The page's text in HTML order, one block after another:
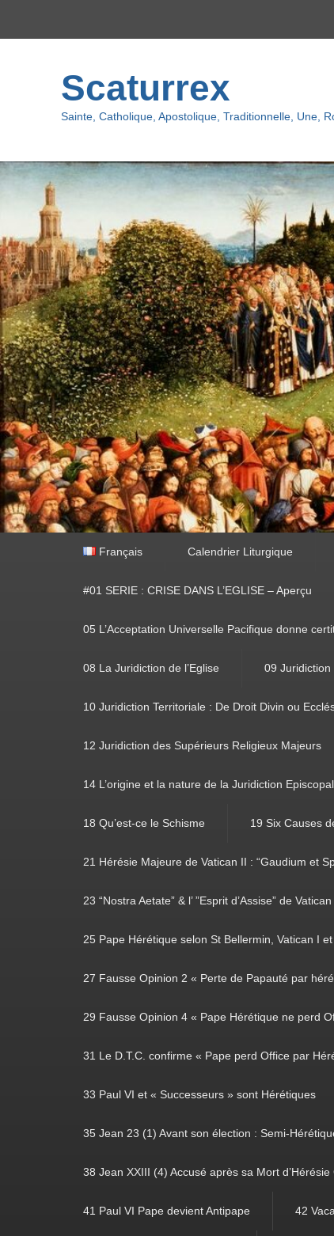
haut
Scaturrex
Sainte, Catholique, Apostolique, Traditionnelle, Une,
Français Calendrier Liturgique
#01 SERIE : CRISE DANS L’EGLISE – Aperçu
05 L’Acceptation Universelle Pacifique donne
08 La Juridiction de l’Eglise 09 Juridiction
10 Juridiction Territoriale : De Droit Divin ou
12 Juridiction des Supérieurs Religieux Majeurs
14 L’origine et la nature de la Juridiction
18 Qu’est-ce le Schisme 19 Six Causes
21 Hérésie Majeure de Vatican II : “Gaudium et
23 “Nostra Aetate” & l’ ”Esprit d’Assise” de
25 Pape Hérétique selon St Bellermin, Vatican I
27 Fausse Opinion 2 « Perte de Papauté par
29 Fausse Opinion 4 « Pape Hérétique ne perd
31 Le D.T.C. confirme « Pape perd Office par
33 Paul VI et « Successeurs » sont Hérétiques
35 Jean 23 (1) Avant son élection : Semi-
38 Jean XXIII (4) Accusé après sa Mort d’Hérésie
41 Paul VI Pape devient Antipape 42